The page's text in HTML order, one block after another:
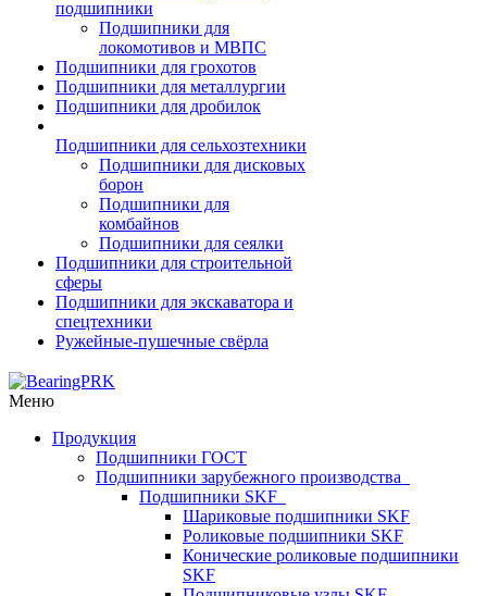
подшипники
Подшипники для
локомотивов и МВПС
Подшипники для грохотов
Подшипники для металлургии
Подшипники для дробилок
Подшипники для сельхозтехники
Подшипники для дисковых
борон
Подшипники для
комбайнов
Подшипники для сеялки
Подшипники для строительной
сферы
Подшипники для экскаватора и
спецтехники
Ружейные-пушечные свёрла
Меню
Продукция
Подшипники ГОСТ
Подшипники зарубежного производства
Подшипники SKF
Шариковые подшипники SKF
Роликовые подшипники SKF
Конические роликовые подшипники
SKF